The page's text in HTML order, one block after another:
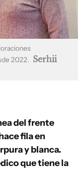
2022. Serhii
del frente
fila en
y blanca.
que tiene la